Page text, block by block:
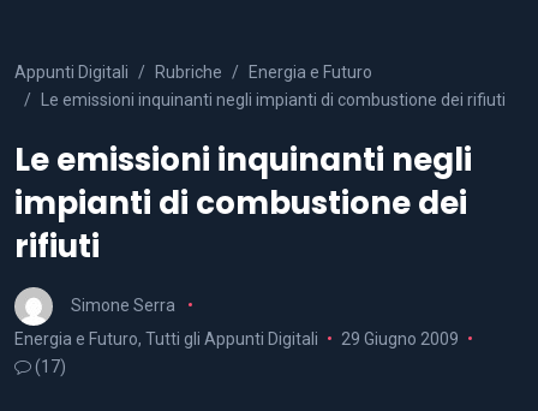
Appunti Digitali Rubriche
Energia e Futuro
Le emissioni inquinanti negli impianti di combustione dei rifiuti
Le emissioni inquinanti negli
impianti di combustione dei
rifiuti
Simone Serra
Energia e Futuro, Tutti gli Appunti Digitali
29 Giugno 2009
(17)